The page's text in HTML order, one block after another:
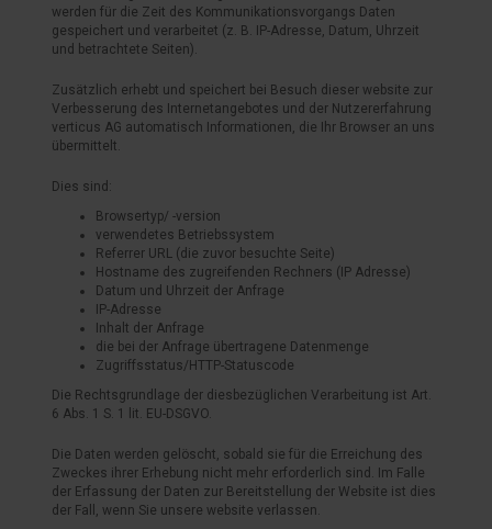
werden für die Zeit des Kommunikationsvorgangs Daten
gespeichert und verarbeitet (z. B. IP-Adresse, Datum, Uhrzeit
und betrachtete Seiten).
Zusätzlich erhebt und speichert bei Besuch dieser website zur
Verbesserung des Internetangebotes und der Nutzererfahrung
verticus AG automatisch Informationen, die Ihr Browser an uns
übermittelt.
Dies sind:
Browsertyp/ -version
verwendetes Betriebssystem
Referrer URL (die zuvor besuchte Seite)
Hostname des zugreifenden Rechners (IP Adresse)
Datum und Uhrzeit der Anfrage
IP-Adresse
Inhalt der Anfrage
die bei der Anfrage übertragene Datenmenge
Zugriffsstatus/HTTP-Statuscode
Die Rechtsgrundlage der diesbezüglichen Verarbeitung ist Art.
6 Abs. 1 S. 1 lit. EU-DSGVO.
Die Daten werden gelöscht, sobald sie für die Erreichung des
Zweckes ihrer Erhebung nicht mehr erforderlich sind. Im Falle
der Erfassung der Daten zur Bereitstellung der Website ist dies
der Fall, wenn Sie unsere website verlassen.